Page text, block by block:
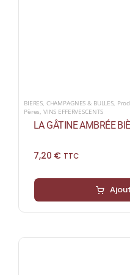
BIERES, CHAMPAGNES & BULLES,
Pères, VINS EFFERVESCENTS
LA GÂTINE AMBRÉE
7,20 € TTC